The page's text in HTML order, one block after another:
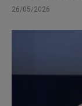
26/05/2026